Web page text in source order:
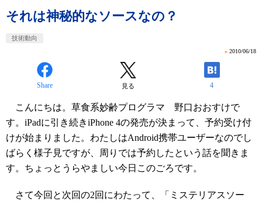
それは神秘的なソースなの？
技術動向
» 2010/06/18
Share 見る 4
こんにちは。草食系妙齢プログラマ 野口おおすけで
す。iPadに引き続きiPhone 4の発売が決まって、予約受け付
けが始まりました。わたしはAndroid携帯ユーザーなのでし
ばらく様子見ですが、周りでは予約したという話を聞きま
す。ちょっとうらやましい今日このごろです。
さて今回と次回の2回にわたって、「ミステリアスソー